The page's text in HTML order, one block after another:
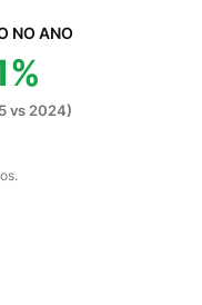
NO ANO
vs 2024)